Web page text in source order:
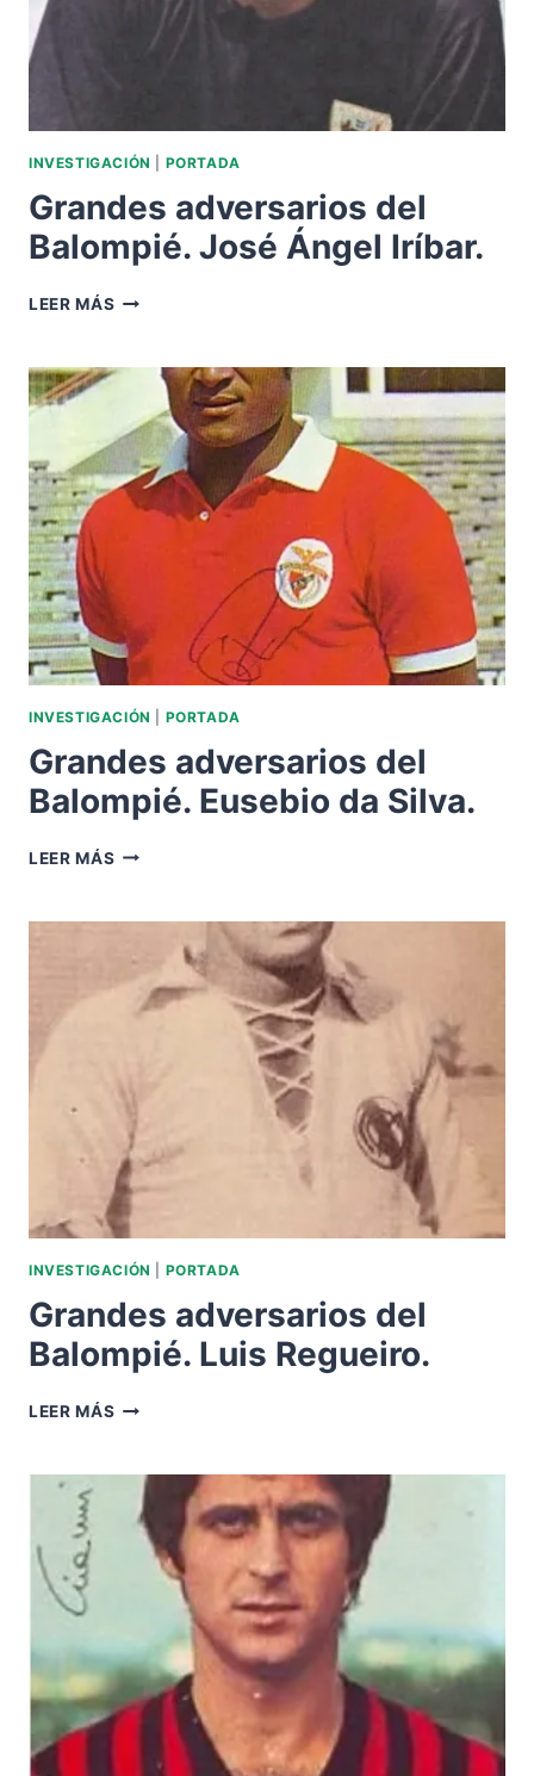
INVESTIGACIÓN PORTADA
Grandes adversarios del
Balompié. José Ángel Iríbar.
LEER MÁS GRANDES
BALOMPIÉ.
ÁNGEL
IRÍBAR.
INVESTIGACIÓN PORTADA
Grandes adversarios del
Balompié. Eusebio da Silva.
LEER MÁS GRANDES
BALOMPIÉ.
EUSEBIO
DA
SILVA.
INVESTIGACIÓN PORTADA
Grandes adversarios del
Balompié. Luis Regueiro.
LEER MÁS GRANDES
BALOMPIÉ.
LUIS
REGUEIRO.